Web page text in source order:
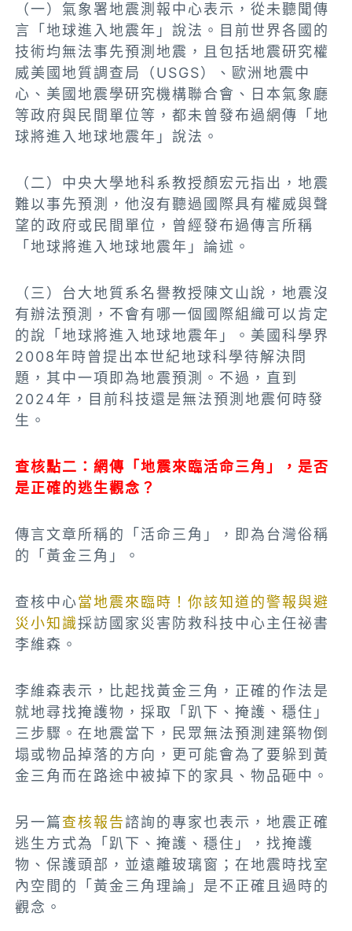
（一）氣象署地震測報中心表示，從未聽聞傳
言「地球進入地震年」說法。目前世界各國的
技術均無法事先預測地震，且包括地震研究權
威美國地質調查局（USGS）、歐洲地震中
心、美國地震學研究機構聯合會、日本氣象廳
等政府與民間單位等，都未曾發布過網傳「地
球將進入地球地震年」說法。
（二）中央大學地科系教授顏宏元指出，地震
難以事先預測，他沒有聽過國際具有權威與聲
望的政府或民間單位，曾經發布過傳言所稱
「地球將進入地球地震年」論述。
（三）台大地質系名譽教授陳文山說，地震沒
有辦法預測，不會有哪一個國際組織可以肯定
的說「地球將進入地球地震年」。美國科學界
2008年時曾提出本世紀地球科學待解決問
題，其中一項即為地震預測。不過，直到
2024年，目前科技還是無法預測地震何時發
生。
查核點二：網傳「地震來臨活命三角」，是否
是正確的逃生觀念？
傳言文章所稱的「活命三角」，即為台灣俗稱
的「黃金三角」。
查核中心當地震來臨時！你該知道的警報與避
災小知識採訪國家災害防救科技中心主任祕書
李維森 。
李維森表示，比起找黃金三角，正確的作法是
就地尋找掩護物，採取「趴下、掩護、穩住」
三步驟。在地震當下，民眾無法預測建築物倒
塌或物品掉落的方向，更可能會為了要躲到黃
金三角而在路途中被掉下的家具、物品砸中。
另一篇查核報告諮詢的專家也表示，地震正確
逃生方式為「趴下、掩護、穩住」，找掩護
物、保護頭部，並遠離玻璃窗；在地震時找室
內空間的「黃金三角理論」是不正確且過時的
觀念。